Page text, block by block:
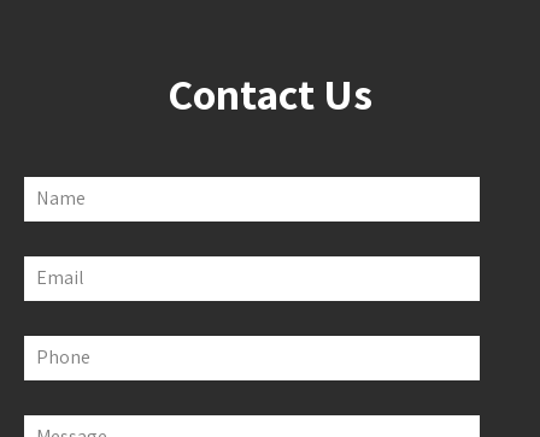
Contact Us
Name
Email
Phone